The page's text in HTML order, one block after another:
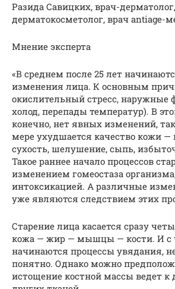
Разида Савицких, врач-дерматолог,
дерматокосметолог, врач antiage-
Мнение эксперта
«В среднем после 25 лет
изменения лица. К основным
окислительный стресс, наружные
холод, перепады температур). В
конечно, нет явных изменений,
мере ухудшается качество кожи —
сухость, шелушение, сыпь,
Такое раннее начало процессов
изменением гомеостаза
интоксикацией. А различные
уже являются следствием этих
Старение лица касается сразу
кожа — жир — мышцы — кости. И с
начинаются процессы увядания,
понятно. Однако можно
истощение костной массы ведет к